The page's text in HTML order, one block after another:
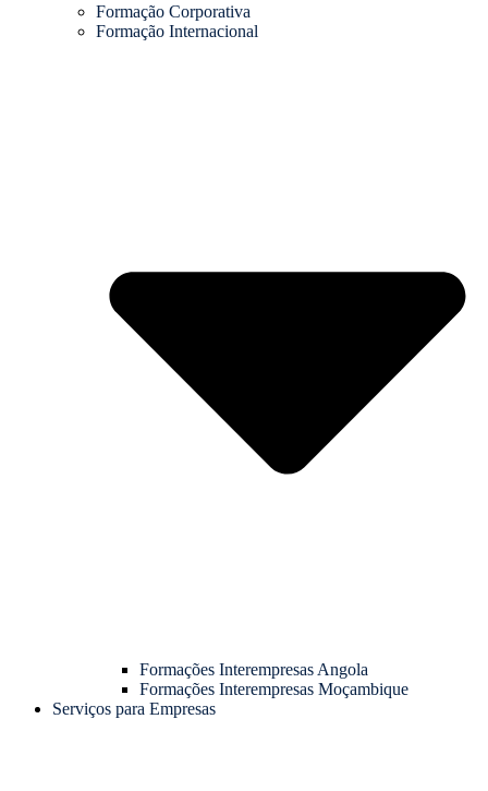
Formação Corporativa
Formação Internacional
Formações Interempresas Angola
Formações Interempresas Moçambique
Serviços para Empresas